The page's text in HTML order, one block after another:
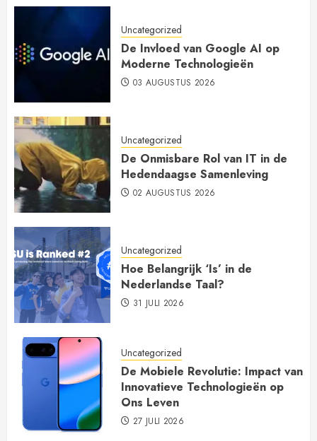
Uncategorized
De Invloed van Google AI op
Moderne Technologieën
03 AUGUSTUS 2026
Uncategorized
De Onmisbare Rol van IT in de
Hedendaagse Samenleving
02 AUGUSTUS 2026
Uncategorized
Hoe Belangrijk ‘Is’ in de
Nederlandse Taal?
31 JULI 2026
Uncategorized
De Mobiele Revolutie: Impact van
Innovatieve Technologieën op
Ons Leven
27 JULI 2026